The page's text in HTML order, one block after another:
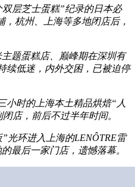
层芝士蛋糕”纪录的日本必
，杭州、上海等多地闭店后，
题蛋糕店、巅峰期在深圳有
续低迷，内外交困，已被迫停
小时的上海本土精品烘焙“人
闭店，前后不过半年时间。
”光环进入上海的LENÔTRE雷
最后一家门店，遗憾落幕。